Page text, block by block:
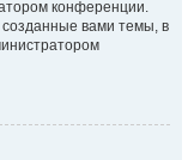
конференции.
вами темы, в